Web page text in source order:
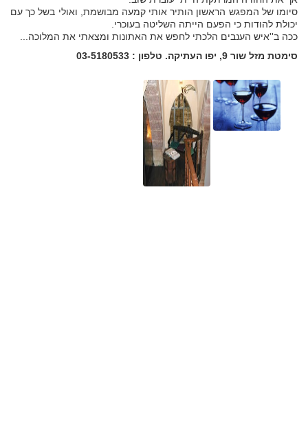
סיומו של המפגש הראשון הותיר אותי קמעה מבושמת, ואולי בשל כך עם
יכולת להודות כי הפעם הייתה השליטה בעוכרי.
ככה ב''איש הענבים הלכתי לחפש את האתונות ומצאתי את המלוכה...
סימטת מזל שור 9, יפו העתיקה. טלפון : 03-5180533